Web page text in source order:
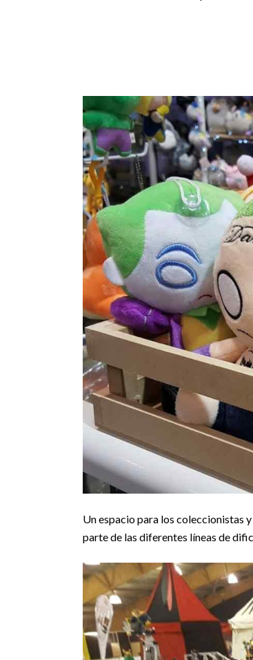
Un espacio para los coleccionistas
parte de las diferentes líneas de